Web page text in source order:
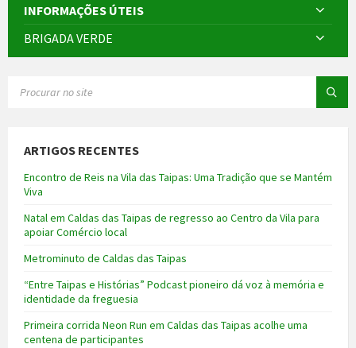
INFORMAÇÕES ÚTEIS
BRIGADA VERDE
ARTIGOS RECENTES
Encontro de Reis na Vila das Taipas: Uma Tradição que se Mantém
Viva
Natal em Caldas das Taipas de regresso ao Centro da Vila para
apoiar Comércio local
Metrominuto de Caldas das Taipas
“Entre Taipas e Histórias” Podcast pioneiro dá voz à memória e
identidade da freguesia
Primeira corrida Neon Run em Caldas das Taipas acolhe uma
centena de participantes